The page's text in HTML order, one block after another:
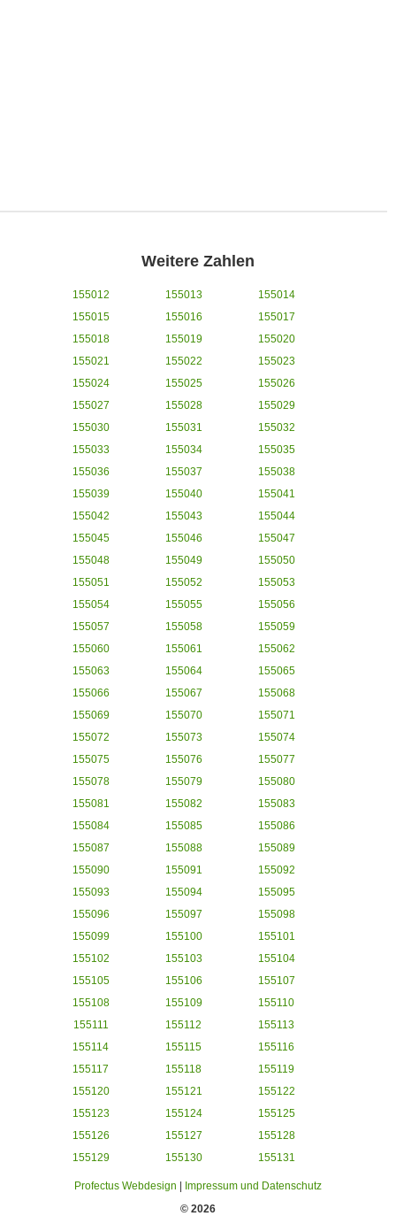
Weitere Zahlen
155012 155013
155014
155015
155016
155017
155018
155019
155020
155021
155022
155023
155024
155025
155026
155027
155028
155029
155030
155031
155032
155033
155034
155035
155036
155037
155038
155039
155040
155041
155042
155043
155044
155045
155046
155047
155048
155049
155050
155051
155052
155053
155054
155055
155056
155057
155058
155059
155060
155061
155062
155063
155064
155065
155066
155067
155068
155069
155070
155071
155072
155073
155074
155075
155076
155077
155078
155079
155080
155081
155082
155083
155084
155085
155086
155087
155088
155089
155090
155091
155092
155093
155094
155095
155096
155097
155098
155099
155100
155101
155102
155103
155104
155105
155106
155107
155108
155109
155110
155111
155112
155113
155114
155115
155116
155117
155118
155119
155120
155121
155122
155123
155124
155125
155126
155127
155128
155129
155130 155131
Profectus Webdesign
Impressum und Datenschutz
© 2026